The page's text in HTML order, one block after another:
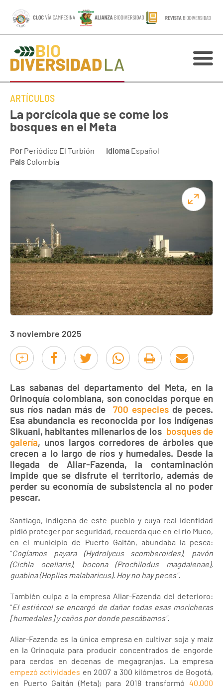
ARTÍCULOS
La porcícola que se come los
bosques en el Meta
Por Periódico El Turbión Idioma Español
País Colombia
3 noviembre 2025
Las sabanas del departamento del Meta, en la
Orinoquía colombiana, son conocidas porque en
sus ríos nadan más de 700 especiesde peces.
Esa abundancia es reconocida por los indígenas
Sikuani, habitantes milenarios de los bosques de
galería, unos largos corredores de árboles que
crecen a lo largo de ríos y humedales. Desde la
llegada de Aliar-Fazenda, la contaminación
impide que se disfrute el territorio, además de
perder su economía de subsistencia al no poder
pescar.
Santiago, indígena de este pueblo y cuya real identidad
pidió proteger por seguridad, recuerda que en el río Muco,
en el municipio de Puerto Gaitán, abundaba la pesca:
"Cogíamos payara (Hydrolycus scomberoides), pavón
(Cichla ocellaris), bocona (Prochilodus magdalenae),
guabina (Hoplias malabaricus). Hoy no hay peces".
También culpa a la empresa Aliar-Fazenda del deterioro:
"El estiércol se encargó de dañar todas esas moricheras
[humedales] y caños por donde pescábamos".
Aliar-Fazenda es la única empresa en cultivar soja y maíz
en la Orinoquía para producir concentrados de engorde
para cerdos en decenas de megagranjas. La empresa
empezó actividades en 2007 a 300 kilómetros de Bogotá,
en Puerto Gaitán (Meta); para 2018 transformó 40.000